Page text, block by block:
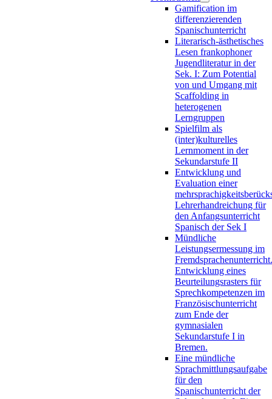
Gamification im
differenzierenden
Spanischunterricht
Literarisch-ästhetisches
Lesen frankophoner
Jugendliteratur in der
Sek. I: Zum Potential
von und Umgang mit
Scaffolding in
heterogenen
Lerngruppen
Spielfilm als
(inter)kulturelles
Lernmoment in der
Sekundarstufe II
Entwicklung und
Evaluation einer
Lehrerhandreichung für
den Anfangsunterricht
Spanisch der Sek I
Mündliche
Leistungsermessung im
Fremdsprachenunterricht.
Entwicklung eines
Beurteilungsrasters für
Sprechkompetenzen im
Französischunterricht
zum Ende der
gymnasialen
Sekundarstufe I in
Bremen.
Eine mündliche
Sprachmittlungsaufgabe
für den
Spanischunterricht der